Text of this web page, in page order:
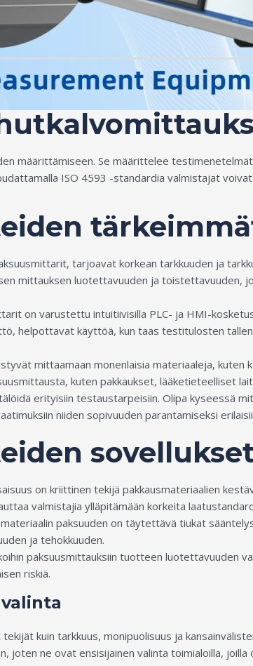
määrittämiseen. Se määrittelee
ISO 4593 -standardia valmistajat
tarjoavat korkean tarkkuuden ja
mittauksen luotettavuuden ja toistettavuuden,
on varustettu intuitiivisilla PLC- ja HMI-
helpottavat käyttöä, kun taas testitulosten
mittaamaan monenlaisia materiaaleja, kuten
kuten pakkaukset, lääketieteelliset
erityisiin testaustarpeisiin. Olipa kyseessä
niiden sopivuuden parantamiseksi
on kriittinen tekijä pakkausmateriaalien
valmistajia ylläpitämään korkeita
paksuuden on täytettävä tiukat
ja tehokkuuden.
paksuusmittauksiin tuotteen luotettavuuden
riskiä.
kuin tarkkuus, monipuolisuus ja
joten ne ovat ensisijainen valinta toimialoilla,